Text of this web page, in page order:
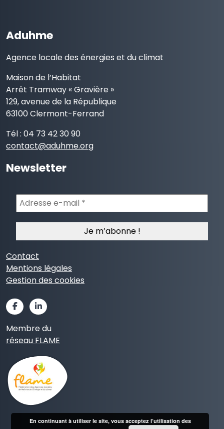
Aduhme
Agence locale des énergies et du climat
Maison de l’Habitat
Arrêt Tramway « Gravière »
129, avenue de la République
63100 Clermont-Ferrand
Tél : 04 73 42 30 90
contact@aduhme.org
Newsletter
Adresse
e-
mail
Contact
Mentions légales
Gestion des cookies
Membre du
réseau FLAME
En continuant à utiliser le site, vous acceptez l’utilisation des